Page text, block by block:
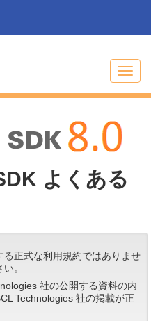
よくある
正式な利用規約ではありませ
。
社の公開する資料の内
Technologies 社の掲載が正